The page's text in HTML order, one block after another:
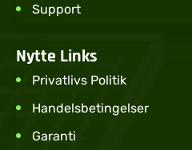
Support
Nytte Links
Privatlivs Politik
Handelsbetingelser
Garanti